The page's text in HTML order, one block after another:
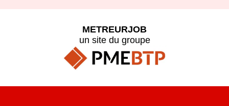
METREURJOB
un site du groupe